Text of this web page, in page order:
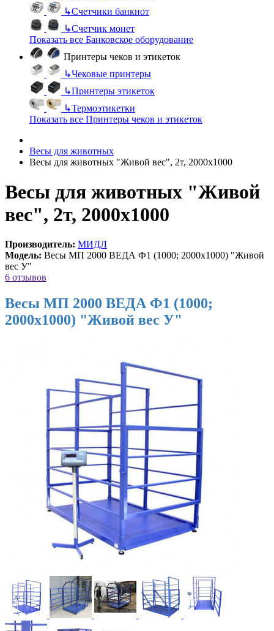
↳Счетчики банкнот
↳Счетчик монет
Показать все Банковское оборудование
Принтеры чеков и этикеток
↳Чековые принтеры
↳Принтеры этикеток
↳Термоэтикетки
Показать все Принтеры чеков и этикеток
Весы для животных
Весы для животных "Живой вес", 2т, 2000х1000
Весы для животных "Живой
вес", 2т, 2000х1000
Производитель: МИДЛ
Модель: Весы МП 2000 ВЕДА Ф1 (1000; 2000х1000) "Живой
вес У"
6 отзывов
Весы МП 2000 ВЕДА Ф1 (1000;
2000х1000) "Живой вес У"